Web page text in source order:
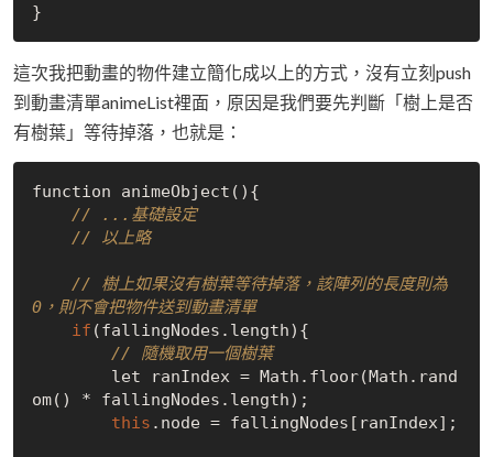
這次我把動畫的物件建立簡化成以上的方式，沒有立刻push
到動畫清單animeList裡面，原因是我們要先判斷「樹上是否
有樹葉」等待掉落，也就是：
function animeObject(){
// ...基礎設定
// 以上略
// 樹上如果沒有樹葉等待掉落，該陣列的長度則為
0，則不會把物件送到動畫清單
if (fallingNodes.length){
// 隨機取用一個樹葉
om() * fallingNodes.length);
this .node = fallingNodes[ranIndex];